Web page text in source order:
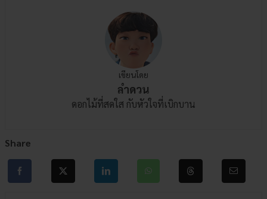
เขียนโดย
ลำดวน
ดอกไม้ที่สดใส กับหัวใจที่เบิกบาน
Share